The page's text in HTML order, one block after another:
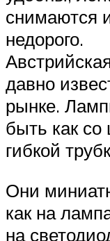
снимаются
недорого.
давно
рынке.
быть как со
гибкой
Они
как на
на